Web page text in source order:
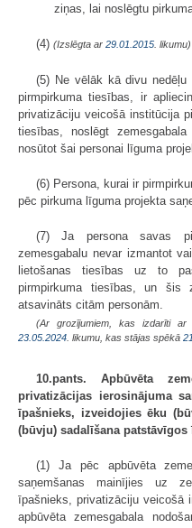
ziņas, lai noslēgtu
(4) (Izslēgta ar 29.01.2015 . likumu)
(5) Ne vēlāk kā divu
pirmpirkuma tiesības, ir
privatizāciju veicošā institūcija
tiesības, noslēgt
nosūtot šai personai līguma
(6) Persona, kurai ir
pēc pirkuma līguma projekta
(7) Ja persona savas
zemesgabalu nevar izmantot
lietošanas tiesības uz to
pirmpirkuma tiesības, un šis
atsavināts citām personām.
(Ar grozījumiem, kas izdarīti ar
23.05.2024 . likumu, kas stājas spēkā
10.pants. Apbūvēta
privatizācijas ierosinājuma
īpašnieks, izveidojies ēku
(būvju) sadalīšana
(1) Ja pēc apbūvēta
saņemšanas mainījies uz
īpašnieks, privatizāciju veicošā
apbūvēta zemesgabala